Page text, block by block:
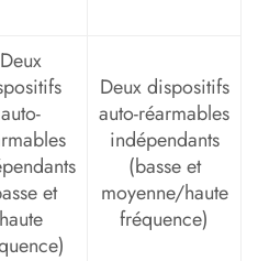
Deux
auto-
et
haute
Deux dispositifs
auto-réarmables
indépendants
(basse et
moyenne/haute
fréquence)